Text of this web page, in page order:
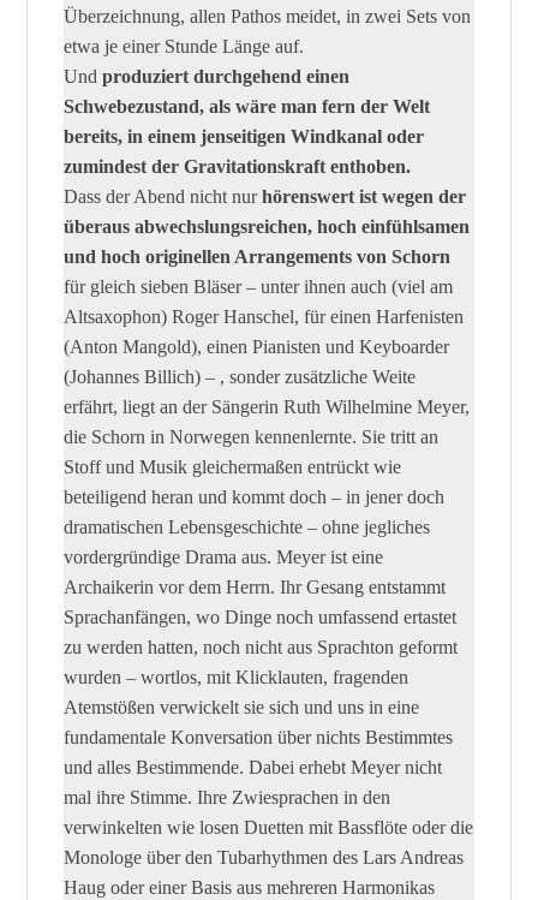
Überzeichnung, allen Pathos meidet, in zwei Sets von
etwa je einer Stunde Länge auf.
Und produziert durchgehend einen
Schwebezustand, als wäre man fern der Welt
bereits, in einem jenseitigen Windkanal oder
zumindest der Gravitationskraft enthoben.
Dass der Abend nicht nurhörenswert ist wegen der
überaus abwechslungsreichen, hoch einfühlsamen
und hoch originellen Arrangements von Schorn
für gleich sieben Bläser – unter ihnen auch (viel am
Altsaxophon) Roger Hanschel, für einen Harfenisten
(Anton Mangold), einen Pianisten und Keyboarder
(Johannes Billich) – , sonder zusätzliche Weite
erfährt, liegt an der Sängerin Ruth Wilhelmine Meyer,
die Schorn in Norwegen kennenlernte. Sie tritt an
Stoff und Musik gleichermaßen entrückt wie
beteiligend heran und kommt doch – in jener doch
dramatischen Lebensgeschichte – ohne jegliches
vordergründige Drama aus. Meyer ist eine
Archaikerin vor dem Herrn. Ihr Gesang entstammt
Sprachanfängen, wo Dinge noch umfassend ertastet
zu werden hatten, noch nicht aus Sprachton geformt
wurden – wortlos, mit Klicklauten, fragenden
Atemstößen verwickelt sie sich und uns in eine
fundamentale Konversation über nichts Bestimmtes
und alles Bestimmende. Dabei erhebt Meyer nicht
mal ihre Stimme. Ihre Zwiesprachen in den
verwinkelten wie losen Duetten mit Bassflöte oder die
Monologe über den Tubarhythmen des Lars Andreas
Haug oder einer Basis aus mehreren Harmonikas